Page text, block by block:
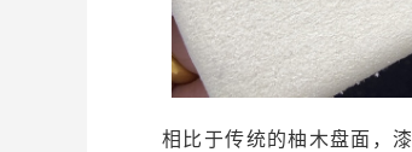
相比于传统的柚木盘面，